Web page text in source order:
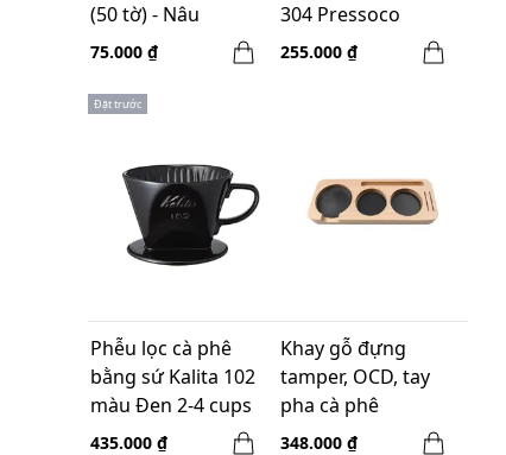
(50 tờ) - Nâu
75.000 ₫
304 Pressoco
(350ml) - Màu Đen
255.000 ₫
Đặt trước
Phễu lọc cà phê
bằng sứ Kalita 102
màu Đen 2-4 cups
435.000 ₫
Khay gỗ đựng
tamper, OCD, tay
pha cà phê
Pressoco - Size
348.000 ₫